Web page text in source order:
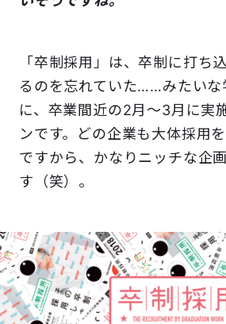
「卒制採用」は、卒制に打ち
るのを忘れていた……みたいな
に、卒業間近の2月～3月に実
ンです。どの企業も大体採用
ですから、かなりニッチな企
す（笑）。